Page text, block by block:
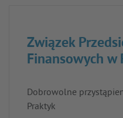
Związek
Finansowych w
Dobrowolne
Praktyk